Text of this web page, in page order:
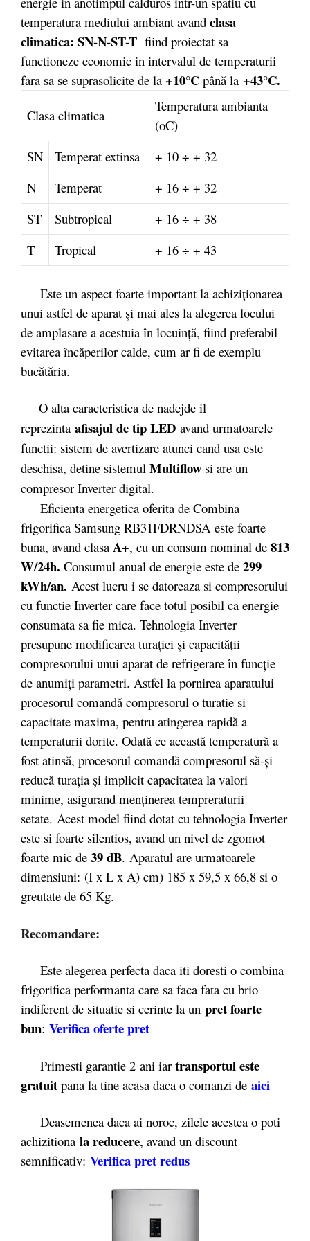
temperatura mediului ambiant avand clasa
climatica: SN-N-ST-T fiind proiectat sa
functioneze economic in intervalul de temperaturii
fara sa se suprasolicite de la +10°C până la +43°C.
Clasa climatica
Temperatura ambianta
(oC)
SN
Temperat extinsa
+ 10 ÷ + 32
N
Temperat
+ 16 ÷ + 32
ST
Subtropical
+ 16 ÷ + 38
T
Tropical + 16 ÷ + 43
Este un aspect foarte important la achiziţionarea
unui astfel de aparat şi mai ales la alegerea locului
de amplasare a acestuia în locuinţă, fiind preferabil
evitarea încăperilor calde, cum ar fi de exemplu
bucătăria.
O alta caracteristica de nadejde il
reprezinta afisajul de tip LED avand urmatoarele
functii: sistem de avertizare atunci cand usa este
deschisa, detine sistemul Multiflow si are un
compresor Inverter digital.
Eficienta energetica oferita de Combina
frigorifica Samsung RB31FDRNDSA este foarte
buna, avand clasa A+, cu un consum nominal de 813
W/24h. Consumul anual de energie este de 299
kWh/an. Acest lucru i se datoreaza si compresorului
cu functie Inverter care face totul posibil ca energie
consumata sa fie mica. Tehnologia Inverter
presupune modificarea turației și capacității
compresorului unui aparat de refrigerare în funcție
de anumiți parametri. Astfel la pornirea aparatului
procesorul comandă compresorul o turatie si
capacitate maxima, pentru atingerea rapidă a
temperaturii dorite. Odată ce această temperatură a
fost atinsă, procesorul comandă compresorul să-și
reducă turația și implicit capacitatea la valori
minime, asigurand menținerea tempreraturii
setate. Acest model fiind dotat cu tehnologia Inverter
este si foarte silentios, avand un nivel de zgomot
foarte mic de 39 dB. Aparatul are urmatoarele
dimensiuni: (I x L x A) cm) 185 x 59,5 x 66,8 si o
greutate de 65 Kg.
Recomandare:
Este alegerea perfecta daca iti doresti o combina
frigorifica performanta care sa faca fata cu brio
indiferent de situatie si cerinte la un pret foarte
bun: Verifica oferte pret
Primesti garantie 2 ani iar transportul este
gratuit pana la tine acasa daca o comanzi de aici
Deasemenea daca ai noroc, zilele acestea o poti
achizitiona la reducere, avand un discount
semnificativ: Verifica pret redus